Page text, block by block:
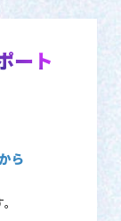
ート
ら